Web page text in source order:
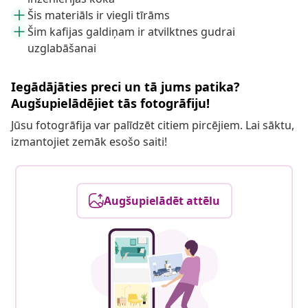
Šis materiāls ir viegli tīrāms
Šim kafijas galdiņam ir atvilktnes gudrai
uzglabāšanai
Iegādājāties preci un tā jums patika?
Augšupielādējiet tās fotogrāfiju!
Jūsu fotogrāfija var palīdzēt citiem pircējiem. Lai sāktu,
izmantojiet zemāk esošo saiti!
Augšupielādēt attēlu